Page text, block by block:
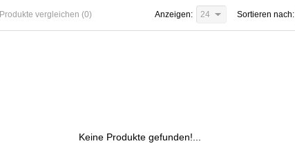
Produkte vergleichen (0) Sortieren nach:
Anzeigen: 24
Keine Produkte gefunden!...